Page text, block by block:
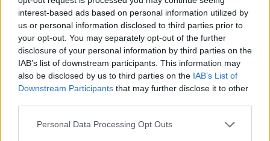
interest-based ads based on personal information utilized by
us or personal information disclosed to third parties prior to
your opt-out. You may separately opt-out of the further
disclosure of your personal information by third parties on the
IAB’s list of downstream participants. This information may
also be disclosed by us to third parties on the IAB’s List of
Downstream Participants that may further disclose it to other
Personal Data Processing Opt Outs